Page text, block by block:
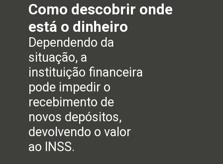
Dependendo da
situação, a
instituição financeira
pode impedir o
recebimento de
novos depósitos,
devolvendo o valor
ao INSS.
Como descobrir onde
está o dinheiro